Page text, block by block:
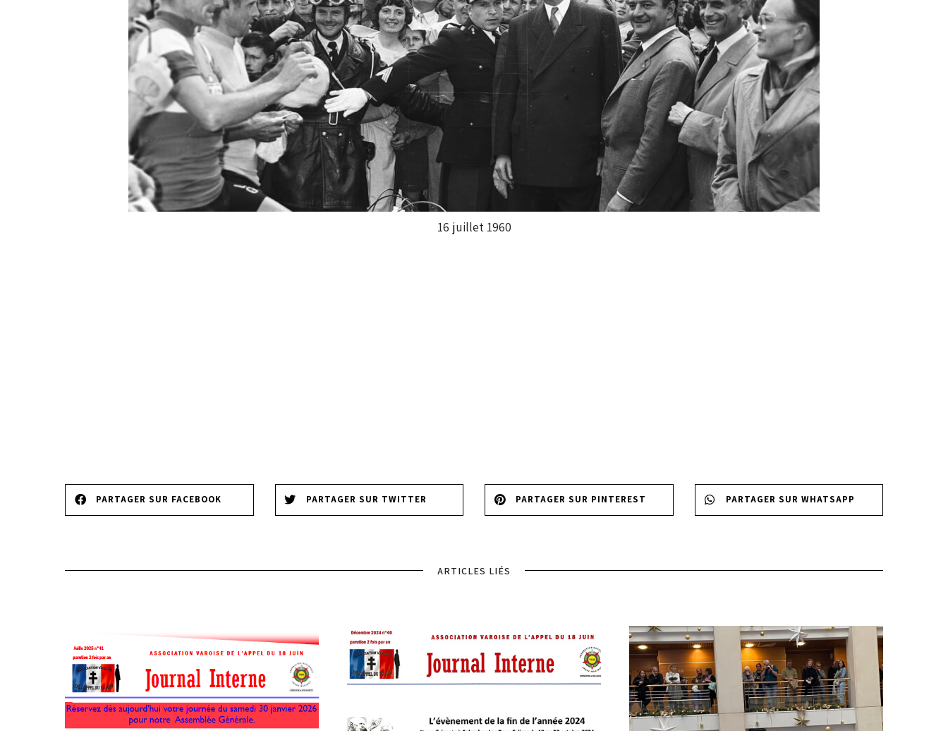
16 juillet 1960
PARTAGER SUR FACEBOOK PARTAGER SUR TWITTER PARTAGER SUR PINTEREST PARTAGER SUR WHATSAPP
ARTICLES LIÉS